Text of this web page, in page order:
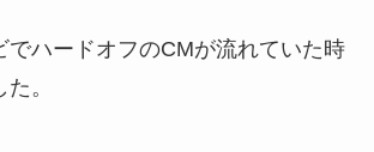
でハードオフのCMが流れていた時
。